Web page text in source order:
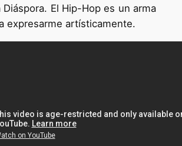
El Hip-Hop es un arma
expresarme artísticamente.